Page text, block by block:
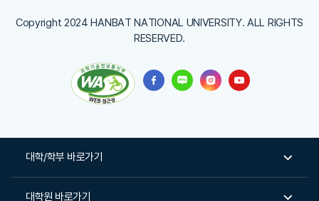
Copyright 2024 HANBAT NATIONAL UNIVERSITY. ALL RIGHTS
RESERVED.
대학/학부 바로가기
대학원 바로가기